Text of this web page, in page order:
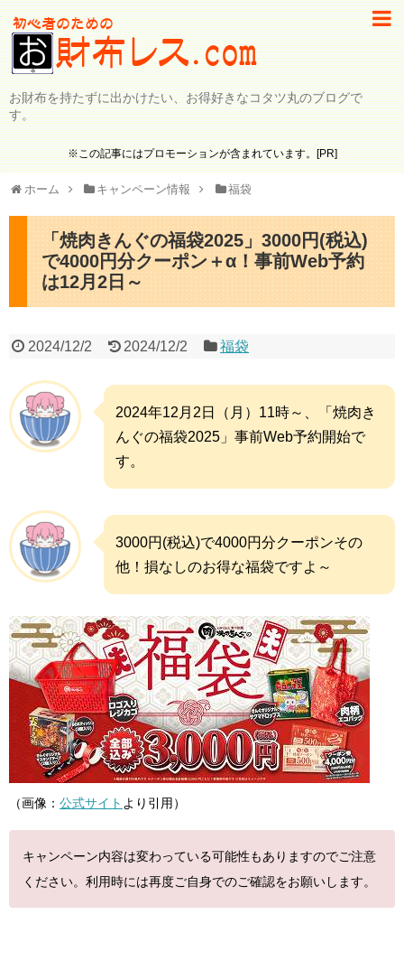
お財布を持たずに出かけたい、お得好きなコタツ丸のブログで
す。
※この記事にはプロモーションが含まれています。[PR]
ホーム キャンペーン情報 福袋
「焼肉きんぐの福袋2025」3000円(税込)
で4000円分クーポン＋α！事前Web予約
は12月2日～
2024/12/2 2024/12/2 福袋
2024年12月2日（月）11時～、「焼肉き
んぐの福袋2025」事前Web予約開始で
す。
3000円(税込)で4000円分クーポンその
他！損なしのお得な福袋ですよ～
（画像： 公式サイト より引用）
キャンペーン内容は変わっている可能性もありますのでご注意
ください。利用時には再度ご自身でのご確認をお願いします。